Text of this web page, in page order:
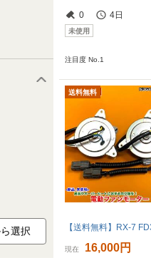
0 4日
未使用
注目度 No.1
送料無料
現在 16,000円